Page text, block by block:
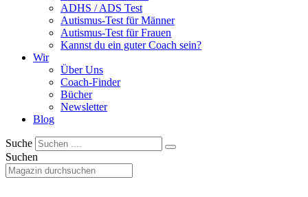
ADHS / ADS Test
Autismus-Test für Männer
Autismus-Test für Frauen
Kannst du ein guter Coach sein?
Wir
Über Uns
Coach-Finder
Bücher
Newsletter
Blog
Suche
Suchen